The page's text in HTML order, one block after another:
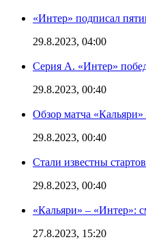
«Интер» подписал
29.8.2023, 04:00
Серия А. «Интер»
29.8.2023, 00:40
Обзор матча
29.8.2023, 00:40
Стали известны
29.8.2023, 00:40
«Кальяри» – «Интер»:
27.8.2023, 15:20